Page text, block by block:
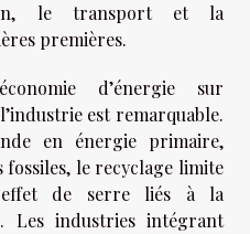
le transport et la
premières.
d’énergie sur
est remarquable.
en énergie primaire,
fossiles, le recyclage limite
effet de serre liés à la
Les industries intégrant